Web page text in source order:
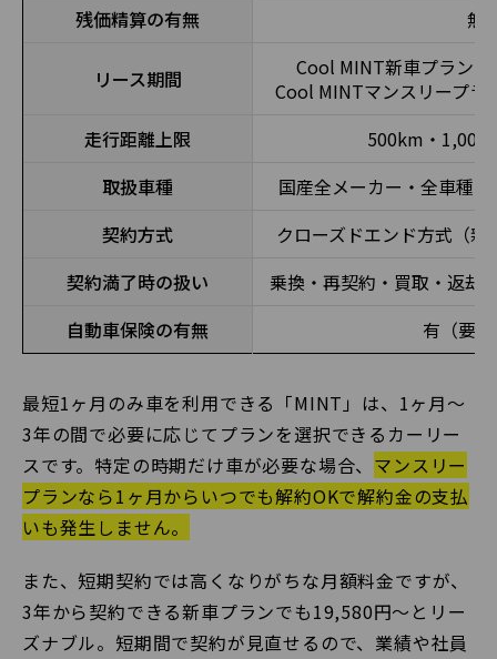
残価精算の有無
無
リース期間
Cool MINT新車プラン
Cool MINTマンスリープラ
走行距離上限
500km・
取扱車種
国産全メーカー・全車種
契約方式
クローズドエンド方式（
契約満了時の扱い
乗換・再契約・買取・返却
自動車保険の有無
有（要
最短1ヶ月のみ車を利用できる「MINT」は、1ヶ月〜
3年の間で必要に応じてプランを選択できるカーリー
スです。特定の時期だけ車が必要な場合、 マンスリー
プランなら1ヶ月からいつでも解約OKで解約金の支払
いも発生しません。
また、短期契約では高くなりがちな月額料金ですが、
3年から契約できる新車プランでも19,580円〜とリー
ズナブル。短期間で契約が見直せるので、業績や社員